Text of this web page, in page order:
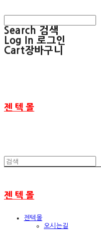
Search 검색
Log In 로그인
Cart장바구니
젠 텍 몰
젠 텍 몰
젠텍몰
오시는길